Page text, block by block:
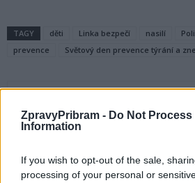
ZpravyPribram - Do Not Process
Information
If you wish to opt-out of the sale,
processing of your personal or
TAGY děti Linka bezpečí nasilí
prevence
Světový den prevence týrání a